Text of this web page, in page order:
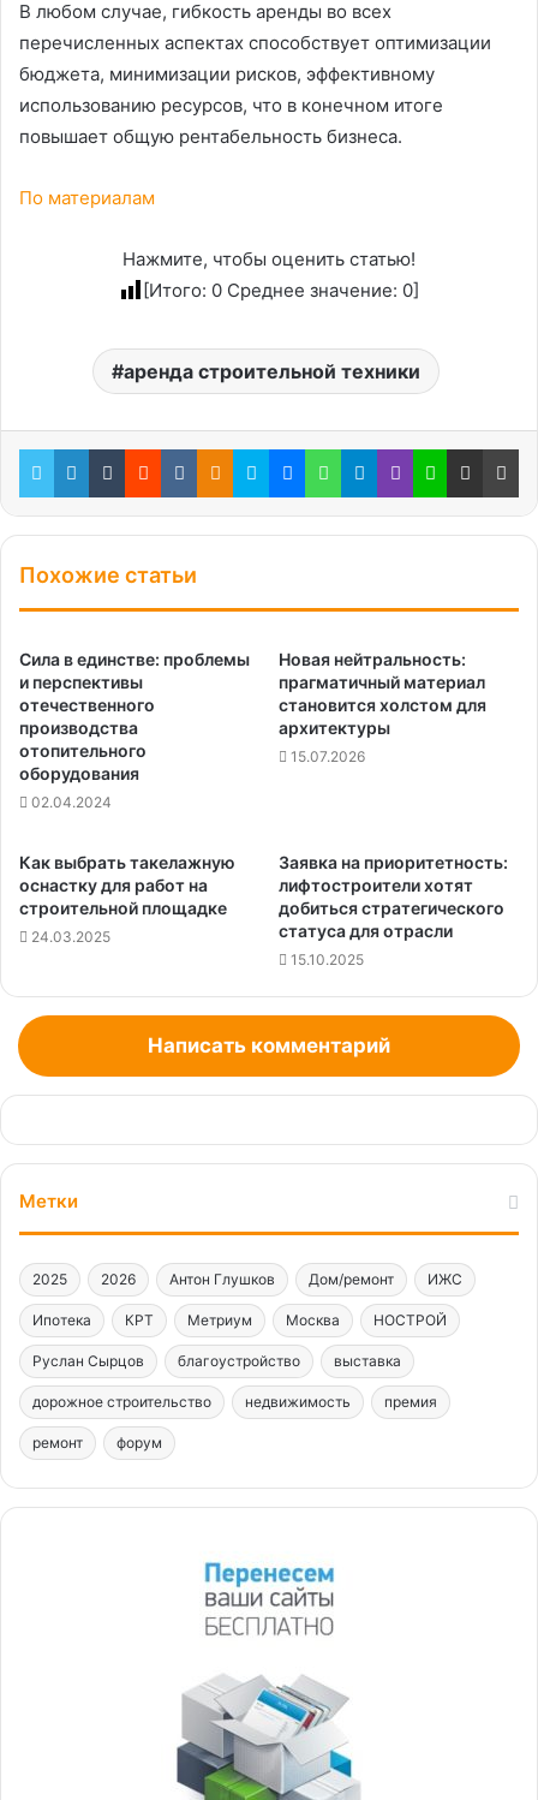
В любом случае, гибкость аренды во всех
перечисленных аспектах способствует оптимизации
бюджета, минимизации рисков, эффективному
использованию ресурсов, что в конечном итоге
повышает общую рентабельность бизнеса.
По материалам
Нажмите, чтобы оценить статью!
[Итого: 0 Среднее значение: 0]
аренда строительной техники
TwitterLinkedInTumblrRedditВконтакте
Одноклассники
SkypeMessenger
WhatsApp
Telegram
ViberLine Поделиться через электронную почту
Похожие статьи
Сила в единстве: проблемы
и перспективы
отечественного
производства
отопительного
оборудования
02.04.2024
Новая нейтральность:
прагматичный материал
становится холстом для
архитектуры
15.07.2026
Как выбрать такелажную
оснастку для работ на
строительной площадке
24.03.2025
Заявка на приоритетность:
лифтостроители хотят
добиться стратегического
статуса для отрасли
15.10.2025
Написать комментарий
Метки
2025 2026 Антон Глушков Дом/ремонт ИЖС
Ипотека КРТ Метриум Москва НОСТРОЙ
Руслан Сырцов благоустройство выставка
дорожное строительство недвижимость премия
ремонт форум